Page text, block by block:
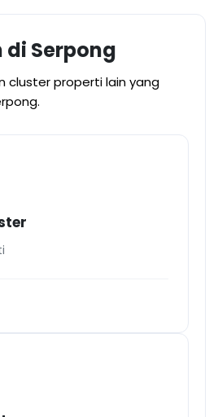
di Serpong
cluster properti lain yang